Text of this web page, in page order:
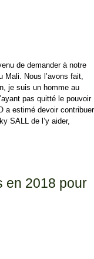
de demander à notre
Mali. Nous l’avons fait,
je suis un homme au
pas quitté le pouvoir
a estimé devoir contribuer
SALL de l’y aider,
en 2018 pour